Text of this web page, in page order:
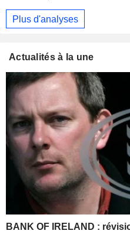
Plus d'analyses
Actualités à la une
BANK OF IRELAND :